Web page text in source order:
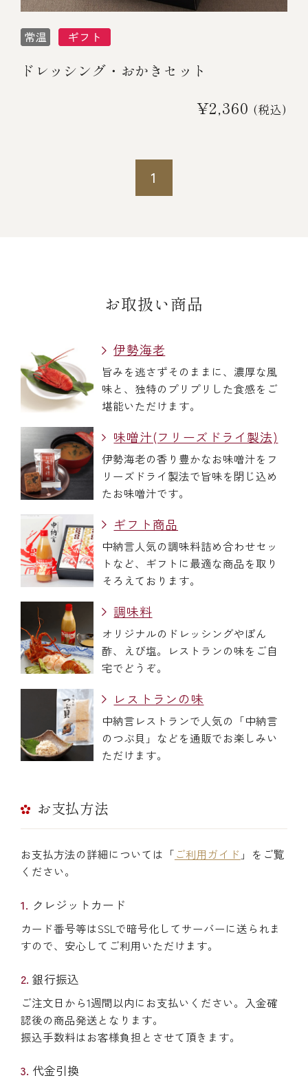
ドレッシング・おかきセット
¥2,360 (税込)
1
お取扱い商品
伊勢海老
旨みを逃さずそのままに、濃厚な風
味と、独特のプリプリした食感をご
堪能いただけます。
味噌汁(フリーズドライ製法)
伊勢海老の香り豊かなお味噌汁をフ
リーズドライ製法で旨味を閉じ込め
たお味噌汁です。
ギフト商品
中納言人気の調味料詰め合わせセッ
トなど、ギフトに最適な商品を取り
そろえております。
調味料
オリジナルのドレッシングやぽん
酢、えび塩。レストランの味をご自
宅でどうぞ。
レストランの味
中納言レストランで人気の「中納言
のつぶ貝」などを通販でお楽しみい
ただけます。
お支払方法
お支払方法の詳細については「ご利用ガイド 」をご覧
ください。
クレジットカード
カード番号等はSSLで暗号化してサーバーに送られま
すので、安心してご利用いただけます。
銀行振込
ご注文日から1週間以内にお支払いください。入金確
認後の商品発送となります。
振込手数料はお客様負担とさせて頂きます。
代金引換